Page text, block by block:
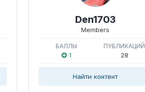
Den1703
Members
БАЛЛЫ
1
ПУБЛИКАЦИЙ
28
Найти контент